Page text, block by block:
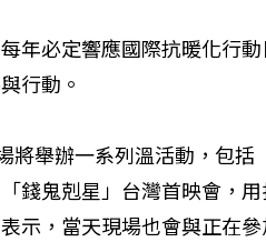
年必定響應國際抗暖化行
行動。
將舉辦一系列溫活動，包括
錢鬼剋星」台灣首映會，
示，當天現場也會與正在